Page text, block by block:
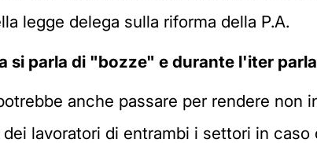
legge delega sulla riforma della P.A.
si parla di "bozze" e durante l'iter
anche passare per rendere non
lavoratori di entrambi i settori in